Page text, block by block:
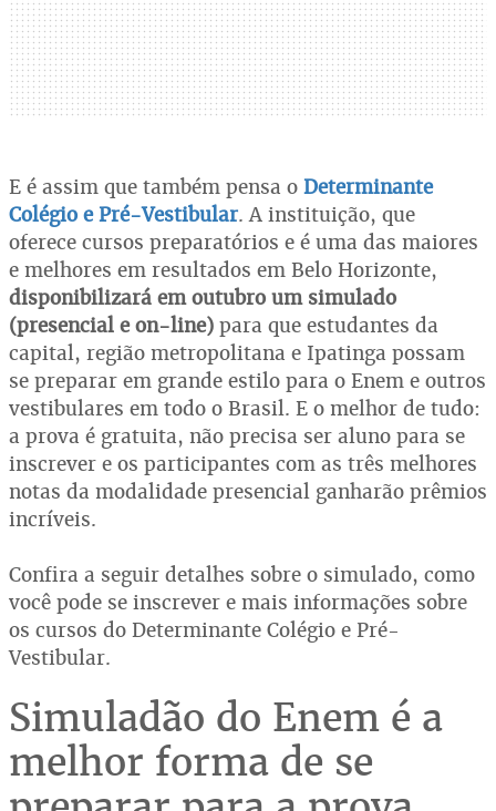
E é assim que também pensa o Determinante
Colégio e Pré-Vestibular. A instituição, que
oferece cursos preparatórios e é uma das maiores
e melhores em resultados em Belo Horizonte,
disponibilizará em outubro um simulado
(presencial e on-line) para que estudantes da
capital, região metropolitana e Ipatinga possam
se preparar em grande estilo para o Enem e outros
vestibulares em todo o Brasil. E o melhor de tudo:
a prova é gratuita, não precisa ser aluno para se
inscrever e os participantes com as três melhores
notas da modalidade presencial ganharão prêmios
incríveis.
Confira a seguir detalhes sobre o simulado, como
você pode se inscrever e mais informações sobre
os cursos do Determinante Colégio e Pré-
Vestibular.
Simuladão do Enem é a
melhor forma de se